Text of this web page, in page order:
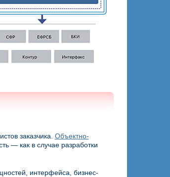
заказчика. Объектно-
— как в случае разработки
интерфейса, бизнес-